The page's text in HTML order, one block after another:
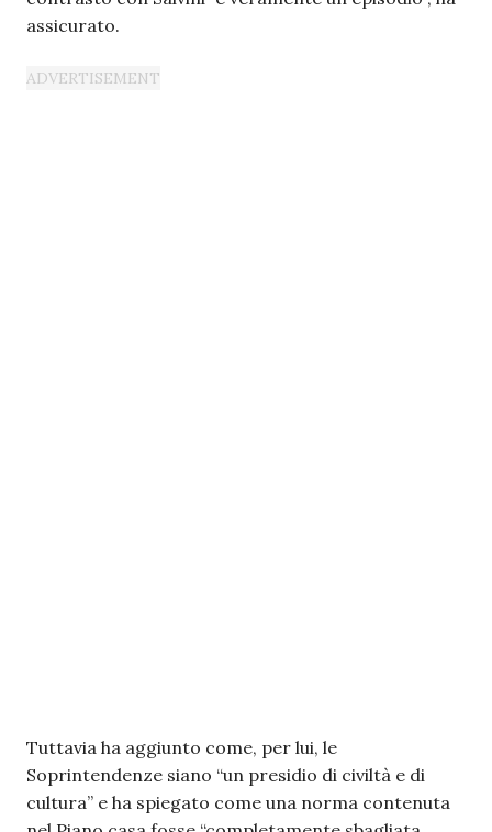
assicurato.
Tuttavia ha aggiunto come, per lui, le
Soprintendenze siano “un presidio di civiltà e di
cultura” e ha spiegato come una norma contenuta